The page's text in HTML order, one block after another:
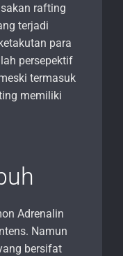
rafting
terjadi
para
persepektif
termasuk
memiliki
Adrenalin
Namun
bersifat